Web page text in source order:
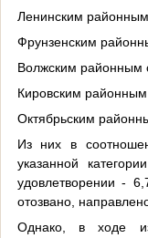
Ленинским
Фрунзенским
Волжским районным
Кировским
Октябрьским
Из них в
указанной
удовлетворении -
отозвано,
Однако, в ходе